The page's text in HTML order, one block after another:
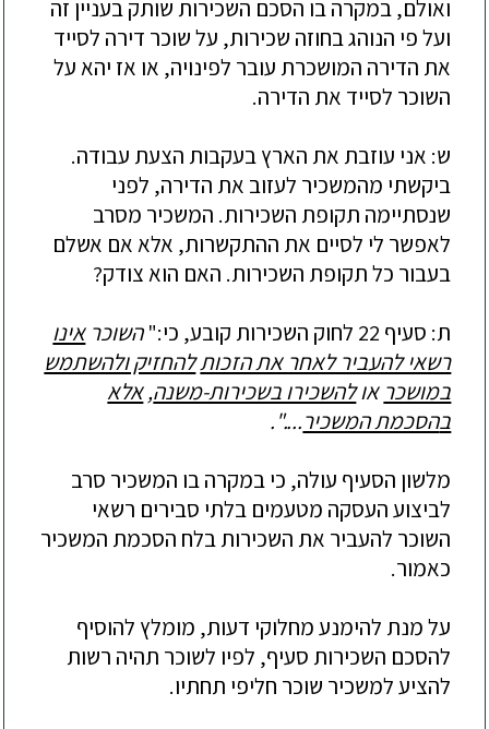
ואולם, במקרה בו הסכם השכירות שותק בעניין זה
ועל פי הנוהג בחוזה שכירות, על שוכר דירה לסייד
את הדירה המושכרת עובר לפינויה, או אז יהא על
השוכר לסייד את הדירה.
ש: אני עוזבת את הארץ בעקבות הצעת עבודה.
ביקשתי מהמשכיר לעזוב את הדירה, לפני
שנסתיימה תקופת השכירות. המשכיר מסרב
לאפשר לי לסיים את ההתקשרות, אלא אם אשלם
בעבור כל תקופת השכירות. האם הוא צודק?
ת: סעיף 22 לחוק השכירות קובע, כי:"
השוכראינו
רשאי להעביר לאחר את הזכותלהחזיק ולהשתמש
במושכר אולהשכירו בשכירות-משנה,אלא
בהסכמת המשכיר....".
מלשון הסעיף עולה, כי במקרה בו המשכיר סרב
לביצוע העסקה מטעמים בלתי סבירים רשאי
השוכר להעביר את השכירות בלח הסכמת המשכיר
כאמור.
על מנת להימנע מחלוקי דעות, מומלץ להוסיף
להסכם השכירות סעיף, לפיו לשוכר תהיה רשות
להציע למשכיר שוכר חליפי תחתיו.